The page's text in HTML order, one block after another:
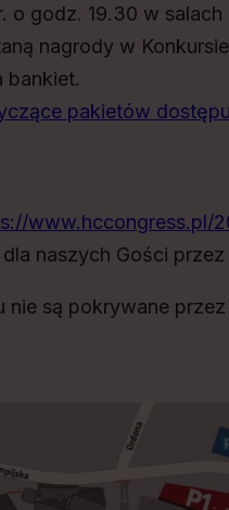
o godz. 19.30 w
nagrody w
bankiet.
pakietów dostępu
www.hccongress.pl/
naszych Gości
nie są pokrywane